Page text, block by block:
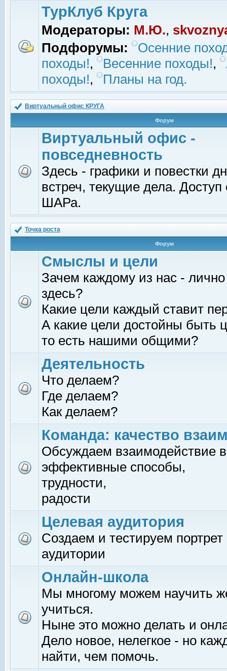
ТурКлуб Круга
Модераторы: М.Ю.,
Подфорумы:
Осенние
походы!, Весенние походы!,
походы!, Планы на год.
Виртуальный офис КРУГА
Форум
Виртуальный офис -
повседневность
Здесь - графики и повестки
встреч, текущие дела.
ШАРа.
Точка роста
Форум
Смыслы и цели
Зачем каждому из нас -
здесь?
Какие цели каждый ставит
А какие цели достойны быть
то есть нашими общими?
Деятельность
Что делаем?
Где делаем?
Как делаем?
Команда: качество
Обсуждаем взаимодействие
эффективные способы,
трудности,
радости
Целевая аудитория
Создаем и тестируем
аудитории
Онлайн-школа
Мы многому можем научить
учиться.
Ныне это можно делать и
Дело новое, нелегкое - но
найти, чем помочь.